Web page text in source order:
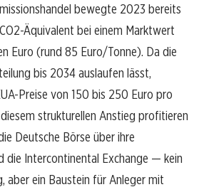
bewegte 2023 bereits
Äquivalent bei einem Marktwert
Euro (rund 85 Euro/Tonne). Da die
bis 2034 auslaufen lässt,
Preise von 150 bis 250 Euro pro
strukturellen Anstieg profitieren
Deutsche Börse über ihre
die Intercontinental Exchange — kein
aber ein Baustein für Anleger mit